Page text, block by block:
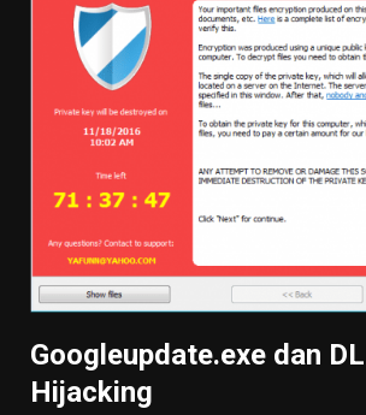
Googleupdate.exe dan
Hijacking